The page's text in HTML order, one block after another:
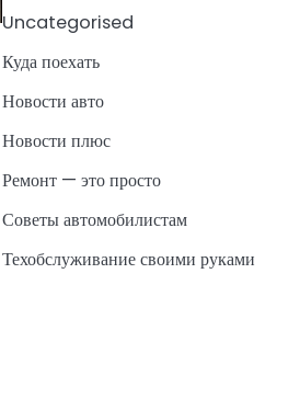
Uncategorised
Куда поехать
Новости авто
Новости плюс
Ремонт — это просто
Советы автомобилистам
Техобслуживание своими руками